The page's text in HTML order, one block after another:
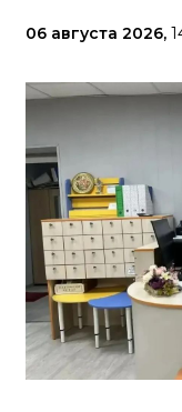
06 августа 2026,